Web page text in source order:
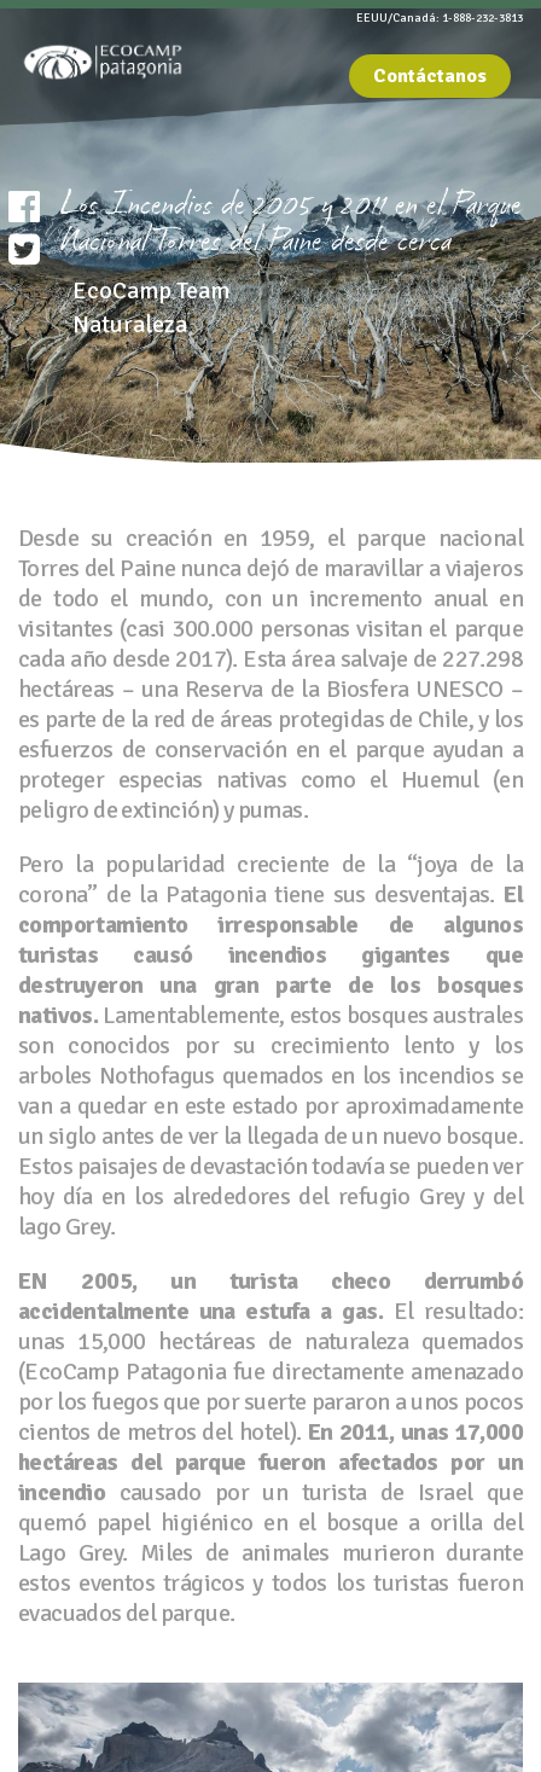
EEUU/Canadá: 1-888-232-3813
Contáctanos
Los Incendios de 2005 y 2011 en el Parque
Nacional Torres del Paine desde cerca
EcoCamp Team
Naturaleza
Desde su creación en 1959, el parque nacional
Torres del Paine nunca dejó de maravillar a viajeros
de todo el mundo, con un incremento anual en
visitantes (casi 300.000 personas visitan el parque
cada año desde 2017). Esta área salvaje de 227.298
hectáreas – una Reserva de la Biosfera UNESCO –
es parte de la red de áreas protegidas de Chile, y los
esfuerzos de conservación en el parque ayudan a
proteger especias nativas como el Huemul (en
peligro de extinción) y pumas.
Pero la popularidad creciente de la “joya de la
corona” de la Patagonia tiene sus desventajas. El
comportamiento irresponsable de algunos
turistas causó incendios gigantes que
destruyeron una gran parte de los bosques
nativos. Lamentablemente, estos bosques australes
son conocidos por su crecimiento lento y los
arboles Nothofagus quemados en los incendios se
van a quedar en este estado por aproximadamente
un siglo antes de ver la llegada de un nuevo bosque.
Estos paisajes de devastación todavía se pueden ver
hoy día en los alrededores del refugio Grey y del
lago Grey.
EN 2005, un turista checo derrumbó
accidentalmente una estufa a gas. El resultado:
unas 15,000 hectáreas de naturaleza quemados
(EcoCamp Patagonia fue directamente amenazado
por los fuegos que por suerte pararon a unos pocos
cientos de metros del hotel). En 2011, unas 17,000
hectáreas del parque fueron afectados por un
incendio causado por un turista de Israel que
quemó papel higiénico en el bosque a orilla del
Lago Grey. Miles de animales murieron durante
estos eventos trágicos y todos los turistas fueron
evacuados del parque.